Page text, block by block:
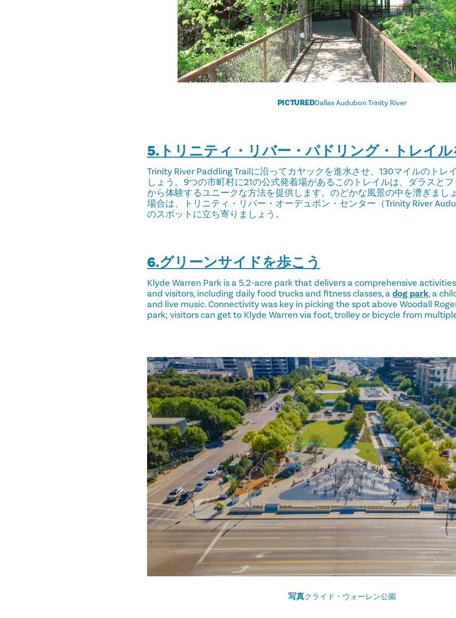
PICTUREDDallas Audubon Trinity River
5.トリニティ・リバー・パドリング・トレイ
Trinity River Paddling Trailに沿ってカヤックを進水させ、130マイルのトレ
しょう。9つの市町村に21の公式発着場があるこのトレイルは、ダラスと
から体験するユニークな方法を提供します。のどかな風景の中を漕ぎまし
場合は、トリニティ・リバー・オーデュボン・センター（Trinity River
のスポットに立ち寄りましょう。
6.グリーンサイドを歩こう
Klyde Warren Park is a 5.2-acre park that delivers a comprehensive
and visitors, including daily food trucks and fitness classes, a dog park, a
and live music. Connectivity was key in picking the spot above Woodall
park; visitors can get to Klyde Warren via foot, trolley or bicycle from
写真クライド・ウォーレン公園